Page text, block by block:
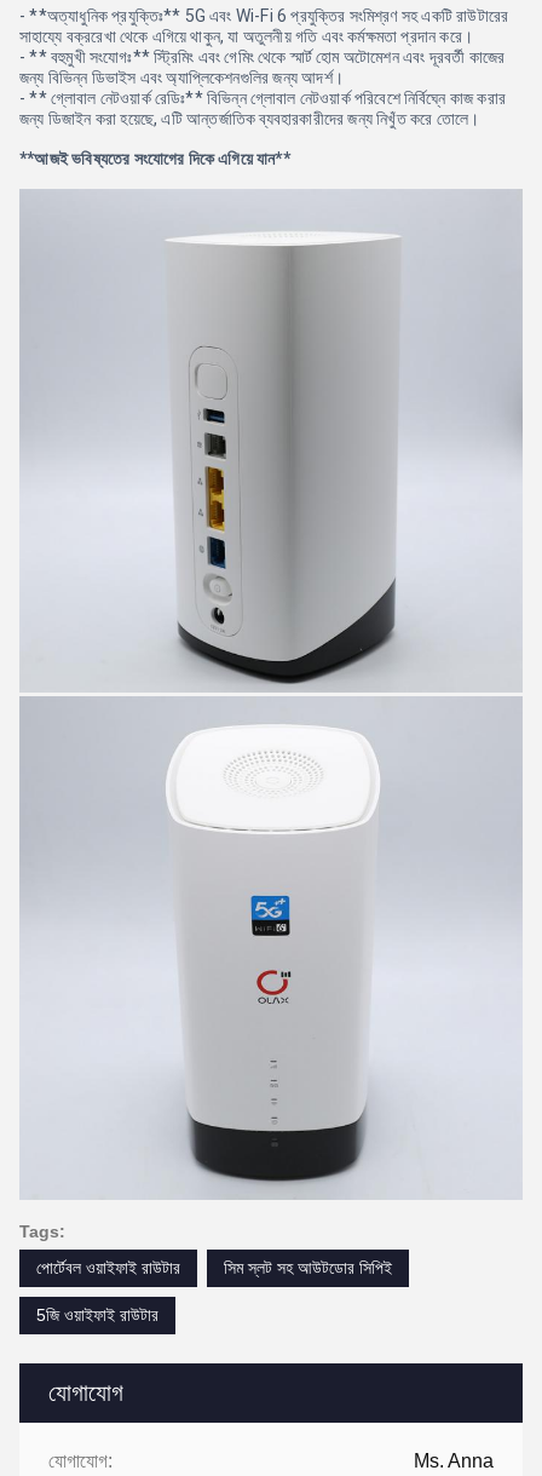
যোগাযোগ
যোগাযোগ: Ms. Anna
- **অত্যাধুনিক প্রযুক্তিঃ** 5G এবং Wi-Fi 6 প্রযুক্তির সংমিশ্রণ সহ একটি রাউটারের
সাহায্যে বক্ররেখা থেকে এগিয়ে থাকুন, যা অতুলনীয় গতি এবং কর্মক্ষমতা প্রদান করে।
- ** বহুমুখী সংযোগঃ** স্ট্রিমিং এবং গেমিং থেকে স্মার্ট হোম অটোমেশন এবং দূরবর্তী কাজের
জন্য বিভিন্ন ডিভাইস এবং অ্যাপ্লিকেশনগুলির জন্য আদর্শ।
- ** গ্লোবাল নেটওয়ার্ক রেডিঃ** বিভিন্ন গ্লোবাল নেটওয়ার্ক পরিবেশে নির্বিঘ্নে কাজ করার
জন্য ডিজাইন করা হয়েছে, এটি আন্তর্জাতিক ব্যবহারকারীদের জন্য নিখুঁত করে তোলে।
**আজই ভবিষ্যতের সংযোগের দিকে এগিয়ে যান**
Tags:
পোর্টেবল ওয়াইফাই রাউটার
সিম স্লট সহ আউটডোর সিপিই
5জি ওয়াইফাই রাউটার